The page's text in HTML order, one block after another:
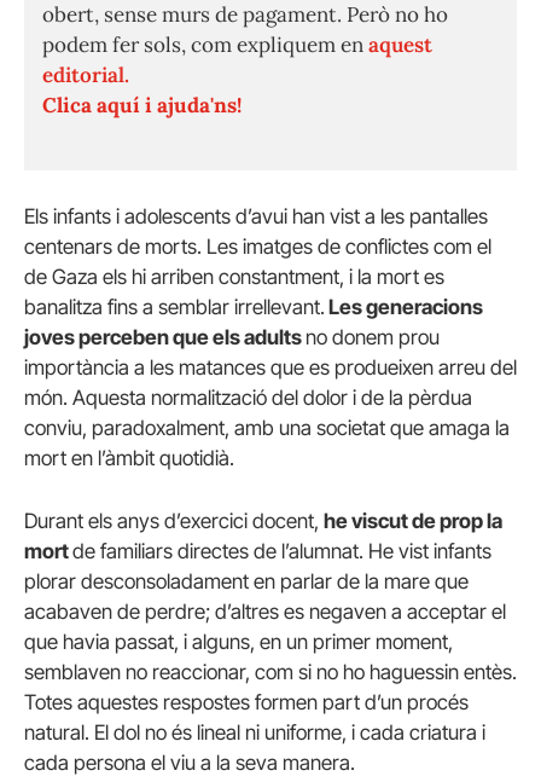
obert, sense murs de pagament. Però no ho
podem fer sols, com expliquem enaquest
editorial.
Clica aquí i ajuda'ns!
Els infants i adolescents d’avui han vist a les pantalles
centenars de morts. Les imatges de conflictes com el
de Gaza els hi arriben constantment, i la mort es
banalitza fins a semblar irrellevant. Les generacions
joves perceben que els adults no donem prou
importància a les matances que es produeixen arreu del
món. Aquesta normalització del dolor i de la pèrdua
conviu, paradoxalment, amb una societat que amaga la
mort en l’àmbit quotidià.
Durant els anys d’exercici docent, he viscut de prop la
mortde familiars directes de l’alumnat. He vist infants
plorar desconsoladament en parlar de la mare que
acabaven de perdre; d’altres es negaven a acceptar el
que havia passat, i alguns, en un primer moment,
semblaven no reaccionar, com si no ho haguessin entès.
Totes aquestes respostes formen part d’un procés
natural. El dol no és lineal ni uniforme, i cada criatura i
cada persona el viu a la seva manera.